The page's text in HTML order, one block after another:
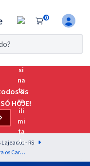
0
da
os
HOJE!
- RS
Prefeitura de Dois Lajeados - RS - Matemática para os Cargos de Nível Superior com o Prof. Marcelo Leite